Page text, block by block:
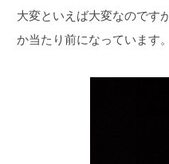
大変といえば大変なのです
か当たり前になっています。